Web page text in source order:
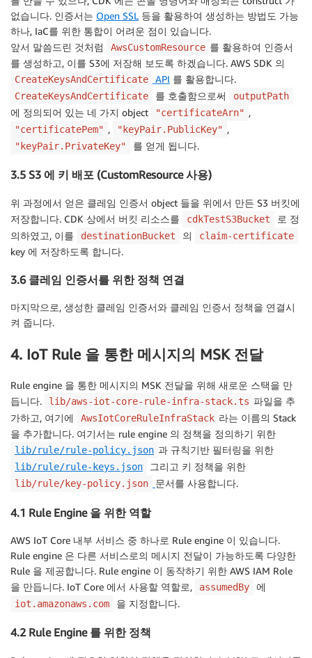
없습니다. 인증서는 Open SSL 등을 활용하여 생성하는 방법도 가능
하나, IaC를 위한 통합이 어려운 점이 있습니다.
앞서 말씀드린 것처럼
AwsCustomResource 를 활용하여 인증서
를 생성하고, 이를 S3에 저장해 보도록 하겠습니다. AWS SDK 의
CreateKeysAndCertificate API 를 활용합니다.
CreateKeysAndCertificate 를 호출함으로써 outputPath
에 정의되어 있는 네 가지 object "certificateArn" ,
"certificatePem" , "keyPair.PublicKey" ,
"keyPair.PrivateKey" 를 얻게 됩니다.
3.5 S3 에 키 배포 (CustomResource 사용)
위 과정에서 얻은 클레임 인증서 object 들을 위에서 만든 S3 버킷에
저장합니다. CDK 상에서 버킷 리소스를
cdkTestS3Bucket
로 정
의하였고, 이를
destinationBucket 의 claim-certificate
key 에 저장하도록 합니다.
3.6 클레임 인증서를 위한 정책 연결
마지막으로, 생성한 클레임 인증서와 클레임 인증서 정책을 연결시
켜 줍니다.
4. IoT Rule 을 통한 메시지의 MSK 전달
Rule engine 을 통한 메시지의 MSK 전달을 위해 새로운 스택을 만
듭니다.
lib/aws-iot-core-rule-infra-stack.ts 파일을 추
가하고, 여기에
AwsIotCoreRuleInfraStack 라는 이름의 Stack
을 추가합니다. 여기서는 rule engine 의 정책을 정의하기 위한
lib/rule/rule-policy.json 과 규칙기반 필터링을 위한
lib/rule/rule-keys.json 그리고 키 정책을 위한
lib/rule/key-policy.json 문서를 사용합니다.
4.1 Rule Engine 을 위한 역할
AWS IoT Core 내부 서비스 중 하나로 Rule engine 이 있습니다.
Rule engine 은 다른 서비스로의 메시지 전달이 가능하도록 다양한
Rule 을 제공합니다. Rule engine 이 동작하기 위한 AWS IAM Role
을 만듭니다. IoT Core 에서 사용할 역할로,
assumedBy 에
iot.amazonaws.com 을 지정합니다.
4.2 Rule Engine 를 위한 정책